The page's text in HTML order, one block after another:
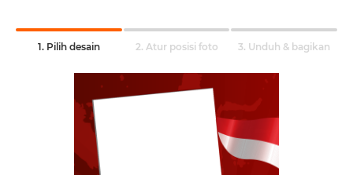
1. Pilih desain 2. Atur posisi foto 3. Unduh & bagikan